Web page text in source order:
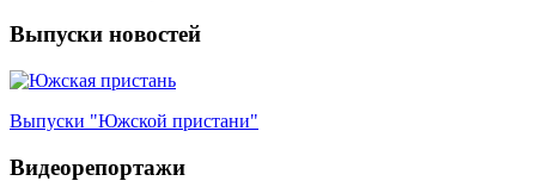
Выпуски новостей
Выпуски "Южской пристани"
Видеорепортажи